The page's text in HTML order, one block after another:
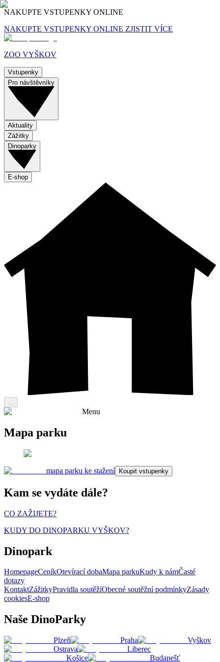
NAKUPTE VSTUPENKY ONLINE
NAKUPTE VSTUPENKY ONLINE ZJISTIT VÍCE
ZOO VYŠKOV
Vstupenky
Pro návštěvníky
Aktuality
Zážitky
Dinoparky
E-shop
Menu
Mapa parku
mapa parku ke stažení Koupit vstupenky
Kam se vydáte dále?
CO ZAŽIJETE?
KUDY DO DINOPARKU VYŠKOV?
Dinopark
HomepageCeníkOtevírací dobaMapa parkuKudy k námČasté
dotazy
KontaktZážitkyPravidla soutěžíObecné soutěžní podmínkyZásady
cookiesE-shop
Naše DinoParky
Plzeň Praha
Vyškov
Ostrava
Liberec
Košice
Budapešť